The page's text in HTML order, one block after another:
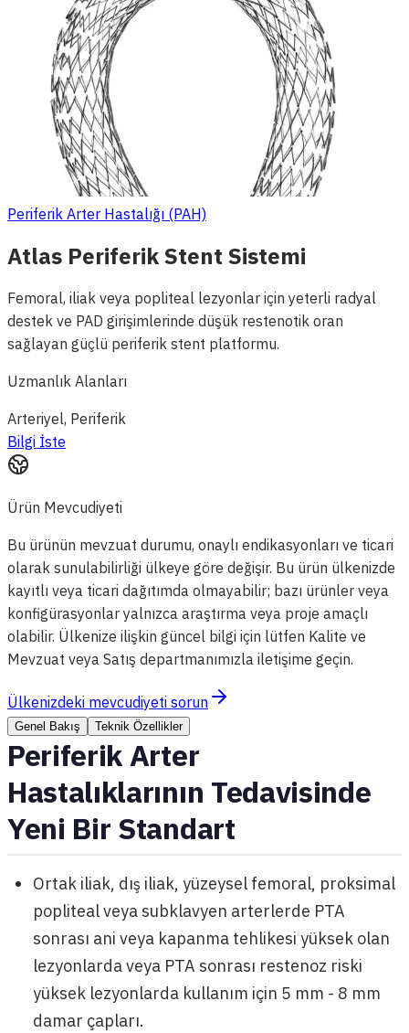
Periferik Arter Hastalığı (PAH)
Atlas Periferik Stent Sistemi
Femoral, iliak veya popliteal lezyonlar için yeterli radyal
destek ve PAD girişimlerinde düşük restenotik oran
sağlayan güçlü periferik stent platformu.
Uzmanlık Alanları
Arteriyel, Periferik
Bilgi İste
Ürün Mevcudiyeti
Bu ürünün mevzuat durumu, onaylı endikasyonları ve ticari
olarak sunulabilirliği ülkeye göre değişir. Bu ürün ülkenizde
kayıtlı veya ticari dağıtımda olmayabilir; bazı ürünler veya
konfigürasyonlar yalnızca araştırma veya proje amaçlı
olabilir. Ülkenize ilişkin güncel bilgi için lütfen Kalite ve
Mevzuat veya Satış departmanımızla iletişime geçin.
Ülkenizdeki mevcudiyeti sorun
Genel Bakış Teknik Özellikler
Periferik Arter
Hastalıklarının Tedavisinde
Yeni Bir Standart
Ortak iliak, dış iliak, yüzeysel femoral, proksimal
popliteal veya subklavyen arterlerde PTA
sonrası ani veya kapanma tehlikesi yüksek olan
lezyonlarda veya PTA sonrası restenoz riski
yüksek lezyonlarda kullanım için 5 mm - 8 mm
damar çapları.